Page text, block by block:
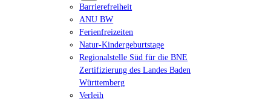
Barrierefreiheit
ANU BW
Ferienfreizeiten
Natur-Kindergeburtstage
Regionalstelle Süd für die BNE
Zertifizierung des Landes Baden
Württemberg
Verleih